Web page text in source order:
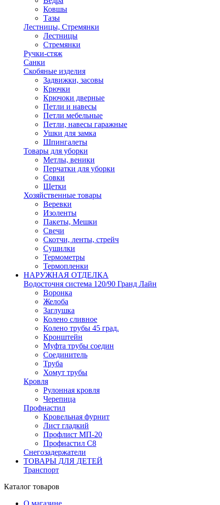
Ковшы
Тазы
Лестницы, Стремянки
Лестницы
Стремянки
Ручки-стяж
Санки
Скобяные изделия
Задвижки, засовы
Крючки
Крючоки дверные
Петли и навесы
Петли мебельные
Петли, навесы гаражные
Ушки для замка
Шпингалеты
Товары для уборки
Метлы, веники
Перчатки для уборки
Совки
Щетки
Хозяйственные товары
Веревки
Изоленты
Пакеты, Мешки
Свечи
Скотчи, ленты, стрейч
Сушилки
Термометры
Термопленки
НАРУЖНАЯ ОТДЕЛКА
Водосточня система 120/90 Гранд Лайн
Воронка
Желоба
Заглушка
Колено сливное
Колено трубы 45 град.
Кронштейн
Муфта трубы соедин
Соединитель
Труба
Хомут трубы
Кровля
Рулонная кровля
Черепица
Профнастил
Кровельная фурнит
Лист гладкий
Профлист МП-20
Профнастил С8
Снегозадержатели
ТОВАРЫ ДЛЯ ДЕТЕЙ
Транспорт
Каталог товаров
О магазине